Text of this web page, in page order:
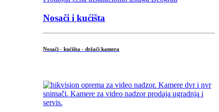
Nosači i kućišta
Nosači - kućišta - držači kamera